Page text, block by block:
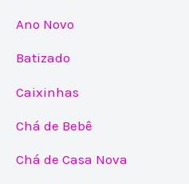
Ano Novo
Batizado
Caixinhas
Chá de Bebê
Chá de Casa Nova